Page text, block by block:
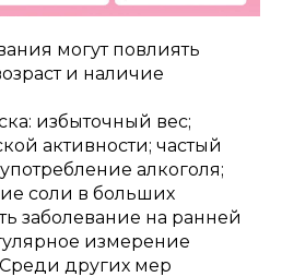
могут повлиять
и наличие
избыточный вес;
активности; частый
алкоголя;
соли в больших
заболевание на ранней
измерение
других мер